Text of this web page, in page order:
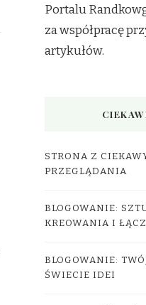
Portalu
za współpracę
artykułów.
STRONA Z
PRZEGLĄDANIA
BLOGOWANIE:
KREOWANIA I
BLOGOWANIE:
ŚWIECIE IDEI